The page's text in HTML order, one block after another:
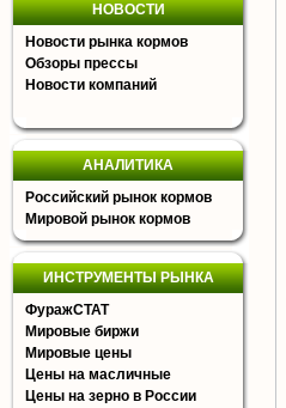
НОВОСТИ
Новости рынка кормов
Обзоры прессы
Новости компаний
АНАЛИТИКА
Российский рынок кормов
Мировой рынок кормов
ИНСТРУМЕНТЫ РЫНКА
ФуражСТАТ
Мировые биржи
Мировые цены
Цены на масличные
Цены на зерно в России